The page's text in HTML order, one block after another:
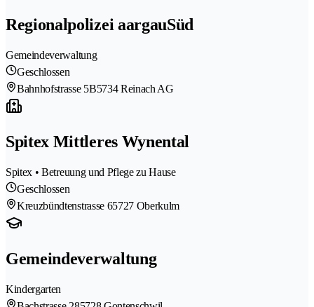
Regionalpolizei aargauSüd
Gemeindeverwaltung
Geschlossen
Bahnhofstrasse 5B5734 Reinach AG
Spitex Mittleres Wynental
Spitex • Betreuung und Pflege zu Hause
Geschlossen
Kreuzbündtenstrasse 65727 Oberkulm
Gemeindeverwaltung
Kindergarten